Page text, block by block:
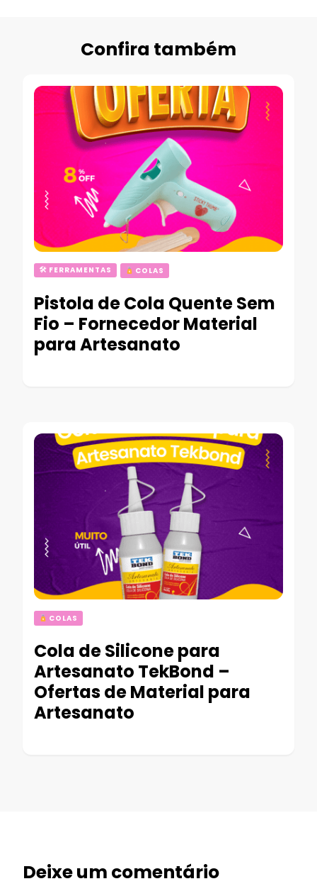
Confira também
🛠 FERRAMENTAS COLAS
Pistola de Cola Quente Sem
Fio – Fornecedor Material
para Artesanato
COLAS
Cola de Silicone para
Artesanato TekBond –
Ofertas de Material para
Artesanato
Deixe um comentário